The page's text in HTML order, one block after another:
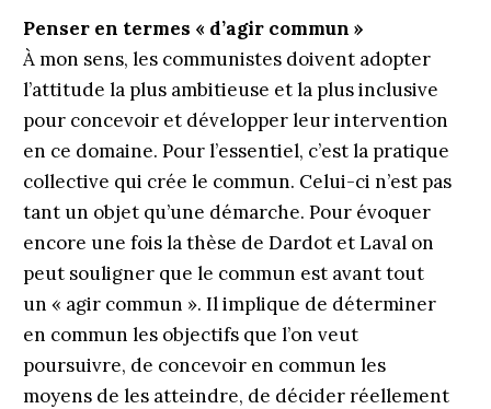
Penser en termes « d’agir commun »
À mon sens, les communistes doivent adopter
l’attitude la plus ambitieuse et la plus inclusive
pour concevoir et développer leur intervention
en ce domaine. Pour l’essentiel, c’est la pratique
collective qui crée le commun. Celui-ci n’est pas
tant un objet qu’une démarche. Pour évoquer
encore une fois la thèse de Dardot et Laval on
peut souligner que le commun est avant tout
un « agir commun ». Il implique de déterminer
en commun les objectifs que l’on veut
poursuivre, de concevoir en commun les
moyens de les atteindre, de décider réellement